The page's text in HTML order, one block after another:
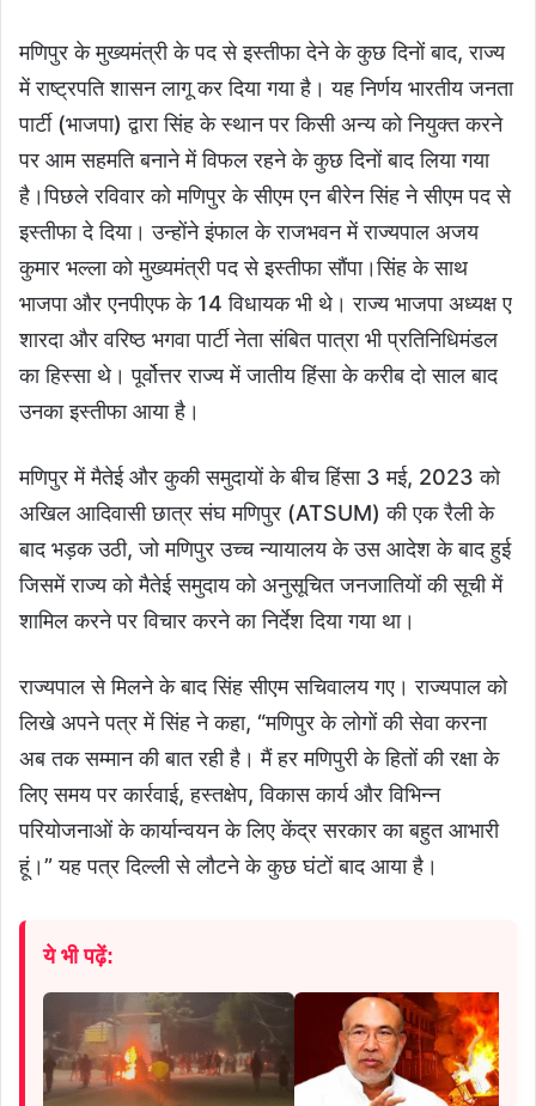
मणिपुर के मुख्यमंत्री के पद से इस्तीफा देने के कुछ दिनों बाद, राज्य
में राष्ट्रपति शासन लागू कर दिया गया है। यह निर्णय भारतीय जनता
पार्टी (भाजपा) द्वारा सिंह के स्थान पर किसी अन्य को नियुक्त करने
पर आम सहमति बनाने में विफल रहने के कुछ दिनों बाद लिया गया
है।पिछले रविवार को मणिपुर के सीएम एन बीरेन सिंह ने सीएम पद से
इस्तीफा दे दिया। उन्होंने इंफाल के राजभवन में राज्यपाल अजय
कुमार भल्ला को मुख्यमंत्री पद से इस्तीफा सौंपा।सिंह के साथ
भाजपा और एनपीएफ के 14 विधायक भी थे। राज्य भाजपा अध्यक्ष ए
शारदा और वरिष्ठ भगवा पार्टी नेता संबित पात्रा भी प्रतिनिधिमंडल
का हिस्सा थे। पूर्वोत्तर राज्य में जातीय हिंसा के करीब दो साल बाद
उनका इस्तीफा आया है।
मणिपुर में मैतेई और कुकी समुदायों के बीच हिंसा 3 मई, 2023 को
अखिल आदिवासी छात्र संघ मणिपुर (ATSUM) की एक रैली के
बाद भड़क उठी, जो मणिपुर उच्च न्यायालय के उस आदेश के बाद हुई
जिसमें राज्य को मैतेई समुदाय को अनुसूचित जनजातियों की सूची में
शामिल करने पर विचार करने का निर्देश दिया गया था।
राज्यपाल से मिलने के बाद सिंह सीएम सचिवालय गए। राज्यपाल को
लिखे अपने पत्र में सिंह ने कहा, “मणिपुर के लोगों की सेवा करना
अब तक सम्मान की बात रही है। मैं हर मणिपुरी के हितों की रक्षा के
लिए समय पर कार्रवाई, हस्तक्षेप, विकास कार्य और विभिन्न
परियोजनाओं के कार्यान्वयन के लिए केंद्र सरकार का बहुत आभारी
हूं।” यह पत्र दिल्ली से लौटने के कुछ घंटों बाद आया है।
ये भी पढ़ें: